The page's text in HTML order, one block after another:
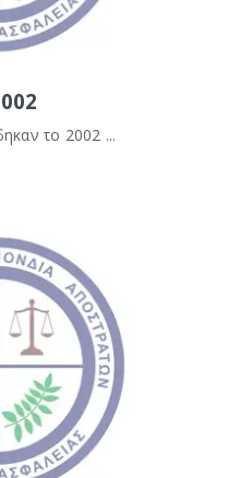
το 2002 ...